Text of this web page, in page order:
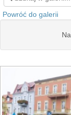
Powróć do galerii